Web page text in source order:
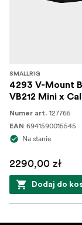
SMALLRIG
4293 V-Mount
VB212 Mini x
Numer art. 127765
EAN 6941590015545
Na stanie
2290,00 zł
Dodaj do